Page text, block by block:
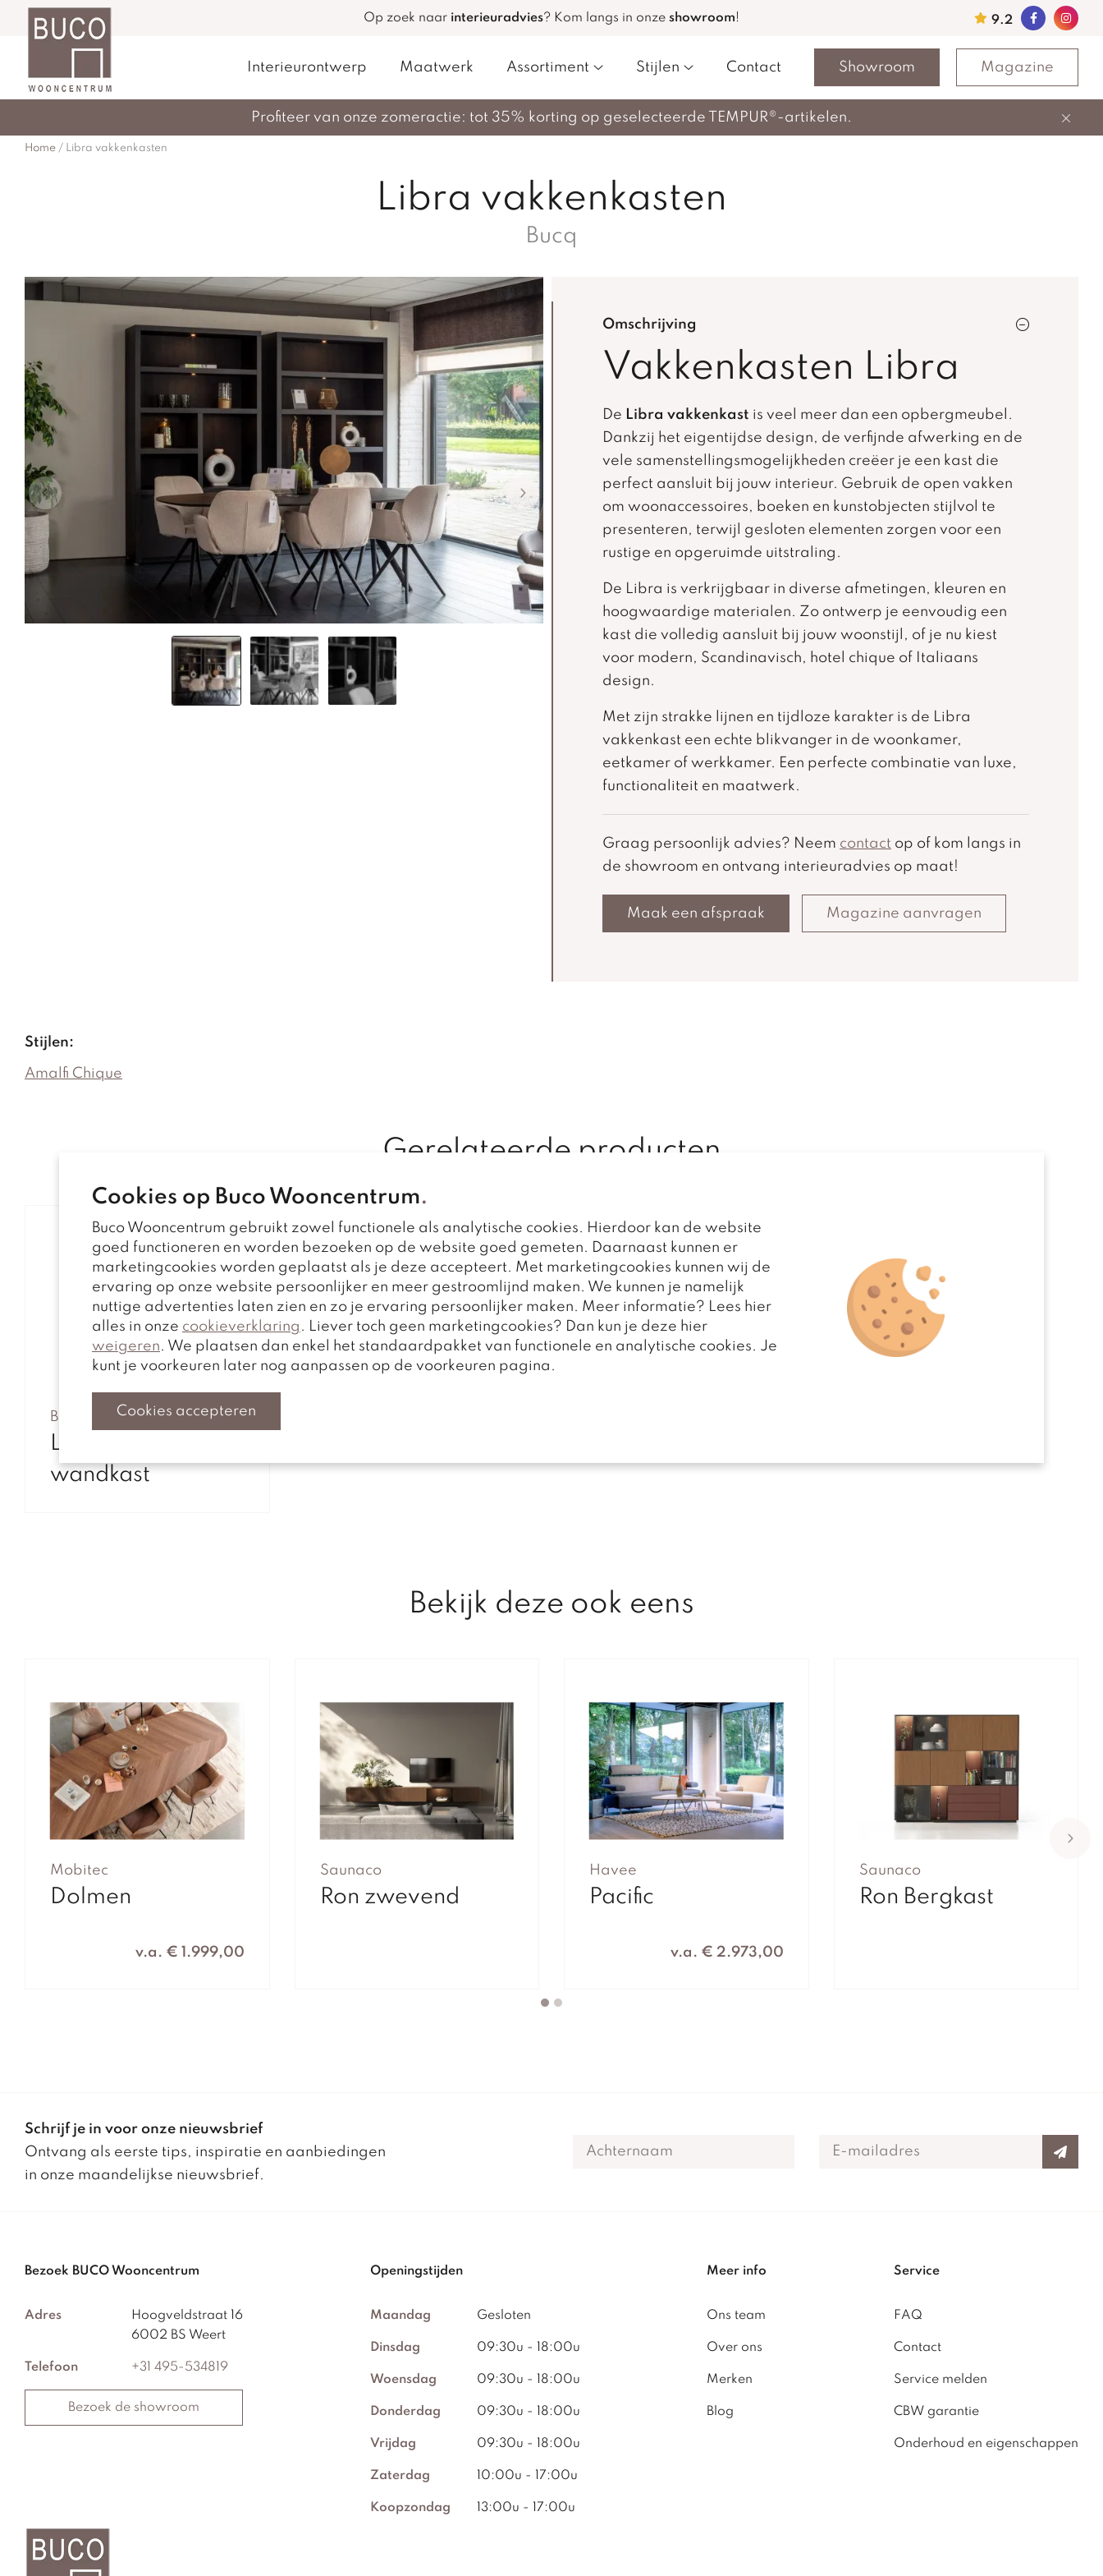
Op zoek naar interieuradvies? Kom langs in onze showroom! 9.2
Interieurontwerp Maatwerk Assortiment Stijlen Contact Showroom Magazine
Profiteer van onze zomeractie: tot 35% korting op geselecteerde TEMPUR®-artikelen.
Home / Libra vakkenkasten
Libra vakkenkasten
Bucq
Omschrijving
Vakkenkasten Libra
De Libra vakkenkast is veel meer dan een opbergmeubel.
Dankzij het eigentijdse design, de verfijnde afwerking en de
vele samenstellingsmogelijkheden creëer je een kast die
perfect aansluit bij jouw interieur. Gebruik de open vakken
om woonaccessoires, boeken en kunstobjecten stijlvol te
presenteren, terwijl gesloten elementen zorgen voor een
rustige en opgeruimde uitstraling.
De Libra is verkrijgbaar in diverse afmetingen, kleuren en
hoogwaardige materialen. Zo ontwerp je eenvoudig een
kast die volledig aansluit bij jouw woonstijl, of je nu kiest
voor modern, Scandinavisch, hotel chique of Italiaans
design.
Met zijn strakke lijnen en tijdloze karakter is de Libra
vakkenkast een echte blikvanger in de woonkamer,
eetkamer of werkkamer. Een perfecte combinatie van luxe,
functionaliteit en maatwerk.
Graag persoonlijk advies? Neem contact op of kom langs in
de showroom en ontvang interieuradvies op maat!
Maak een afspraak Magazine aanvragen
Stijlen:
Amalfi Chique
Gerelateerde producten
Bucq
Libra TV-
wandkast
Bekijk deze ook eens
Mobitec
Dolmen
v.a. € 1.999,00
Saunaco
Ron zwevend
Havee
Pacific
v.a. € 2.973,00
Saunaco
Ron Bergkast
Schrijf je in voor onze nieuwsbrief
Ontvang als eerste tips, inspiratie en aanbiedingen
in onze maandelijkse nieuwsbrief.
Bezoek BUCO Wooncentrum
Adres
Hoogveldstraat 16
6002 BS Weert
Telefoon +31 495-534819
Bezoek de showroom
Openingstijden
Maandag Gesloten
Dinsdag 09:30u - 18:00u
Woensdag 09:30u - 18:00u
Donderdag 09:30u - 18:00u
Vrijdag 09:30u - 18:00u
Zaterdag 10:00u - 17:00u
Koopzondag 13:00u - 17:00u
Meer info
Ons team
Over ons
Merken
Blog
Service
FAQ
Contact
Service melden
CBW garantie
Onderhoud en eigenschappen
Cookies op Buco Wooncentrum.
Buco Wooncentrum gebruikt zowel functionele als analytische cookies. Hierdoor kan de website
goed functioneren en worden bezoeken op de website goed gemeten. Daarnaast kunnen er
marketingcookies worden geplaatst als je deze accepteert. Met marketingcookies kunnen wij de
ervaring op onze website persoonlijker en meer gestroomlijnd maken. We kunnen je namelijk
nuttige advertenties laten zien en zo je ervaring persoonlijker maken. Meer informatie? Lees hier
alles in onze cookieverklaring . Liever toch geen marketingcookies? Dan kun je deze hier
weigeren. We plaatsen dan enkel het standaardpakket van functionele en analytische cookies. Je
kunt je voorkeuren later nog aanpassen op de voorkeuren pagina.
Cookies accepteren